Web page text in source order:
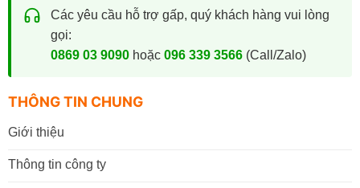
Các yêu cầu hỗ trợ gấp, quý khách hàng vui lòng
gọi:
0869 03 9090hoặc 096 339 3566(Call/Zalo)
THÔNG TIN CHUNG
Giới thiệu
Thông tin công ty